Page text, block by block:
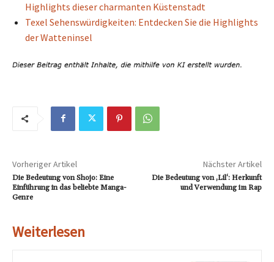
Highlights dieser charmanten Küstenstadt
Texel Sehenswürdigkeiten: Entdecken Sie die Highlights
der Watteninsel
Vorheriger Artikel
Die Bedeutung von Shojo: Eine
Einführung in das beliebte Manga-
Genre
Nächster Artikel
Die Bedeutung von ‚Lil‘: Herkunft
und Verwendung im Rap
Weiterlesen